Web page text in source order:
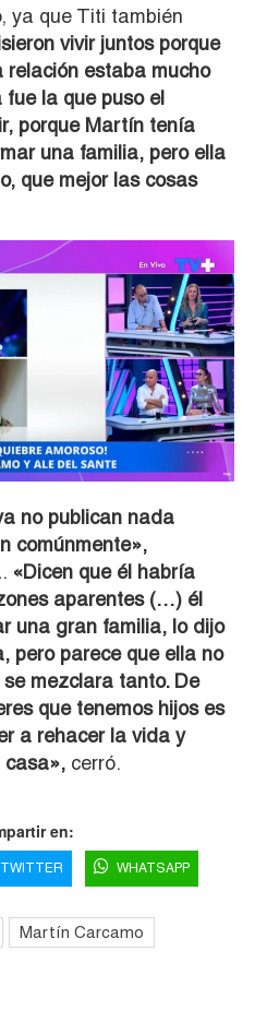
ya que Titi también
vivir juntos porque
relación estaba mucho
fue la que puso el
porque Martín tenía
una familia, pero ella
que mejor las cosas
no publican nada
comúnmente»,
«Dicen que él habría
aparentes (…) él
una gran familia, lo dijo
pero parece que ella no
mezclara tanto. De
que tenemos hijos es
a rehacer la vida y
casa», cerró.
en:
TWITTER WHATSAPP
Martín Carcamo